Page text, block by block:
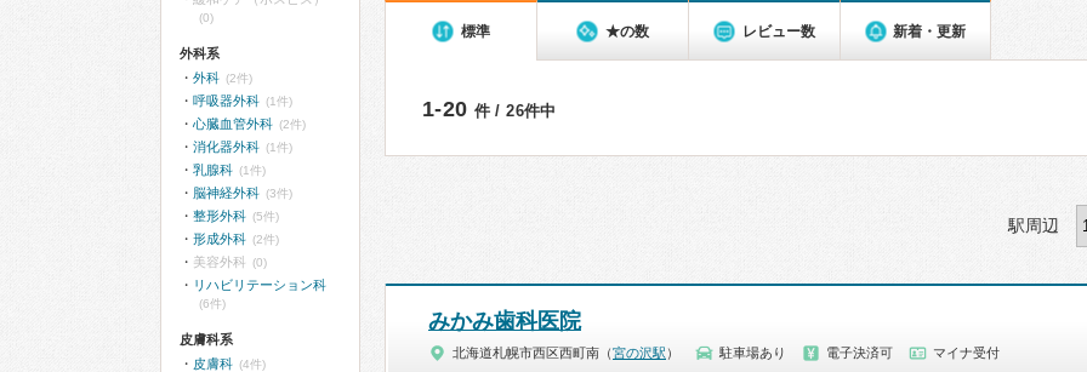
標準 ★の数 レビュー数 新着・更新
1-20 件 / 26件中
駅周辺
みかみ歯科医院
北海道札幌市西区西町南（宮の沢駅 ） 駐車場あり 電子決済可 マイナ受付
(0)
外科系
外科 (2件)
呼吸器外科 (1件)
心臓血管外科 (2件)
消化器外科 (1件)
乳腺科 (1件)
脳神経外科 (3件)
整形外科 (5件)
形成外科 (2件)
美容外科 (0)
リハビリテーション科
(6件)
皮膚科系
皮膚科 (4件)